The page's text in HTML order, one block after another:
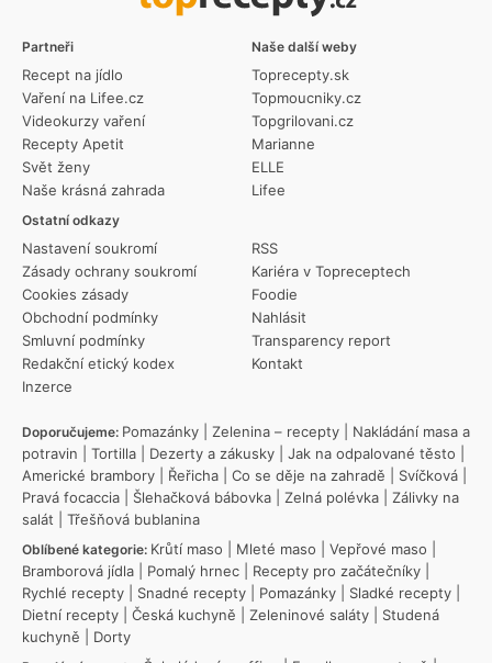
Partneři
Recept na jídlo
Vaření na Lifee.cz
Videokurzy vaření
Recepty Apetit
Svět ženy
Naše krásná zahrada
Ostatní odkazy
Nastavení soukromí
Zásady ochrany soukromí
Cookies zásady
Obchodní podmínky
Smluvní podmínky
Redakční etický kodex
Inzerce
RSS
Kariéra v Topreceptech
Foodie
Nahlásit
Transparency report
Kontakt
Naše další weby
Toprecepty.sk
Topmoucniky.cz
Topgrilovani.cz
Marianne
ELLE
Lifee
Doporučujeme: Pomazánky Zelenina – recepty
Nakládání masa a
potravin
Tortilla Dezerty a zákusky Jak na odpalované těsto
Americké brambory
Řeřicha Co se děje na zahradě Svíčková
Pravá focaccia
Šlehačková bábovka Zelná polévka
Zálivky na
salát
Třešňová bublanina
Oblíbené kategorie: Krůtí maso Mleté maso Vepřové maso
Bramborová jídla
Pomalý hrnec Recepty pro začátečníky
Rychlé recepty
Snadné recepty Pomazánky Sladké recepty
Dietní recepty
Česká kuchyně Zeleninové saláty
Studená
kuchyně
Dorty